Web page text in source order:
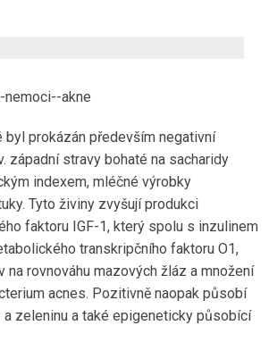
prokázán především negativní
západní stravy bohaté na sacharidy
indexem, mléčné výrobky
Tyto živiny zvyšují produkci
faktoru IGF-1, který spolu s inzulinem
transkripčního faktoru O1,
na rovnováhu mazových žláz a množení
acnes. Pozitivně naopak působí
a zeleninu a také epigeneticky působící